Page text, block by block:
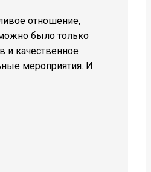
отношение,
было только
и качественное
мероприятия. И